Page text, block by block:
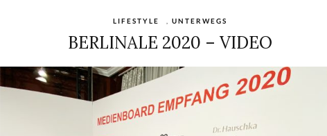
LIFESTYLE UNTERWEGS
BERLINALE 2020 – VIDEO